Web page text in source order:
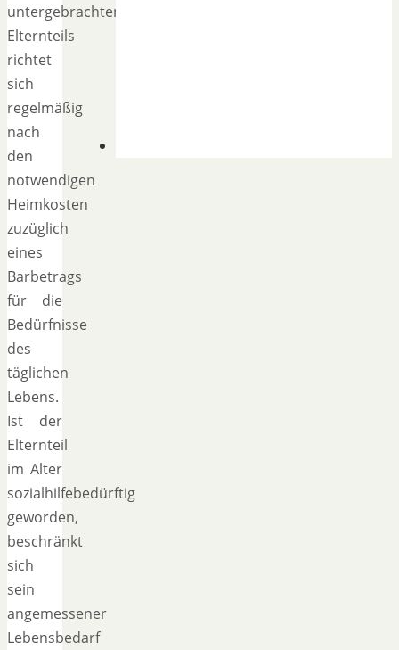
untergebrachten
Elternteils
richtet
sich
regelmäßig
nach
den
notwendigen
Heimkosten
zuzüglich
eines
Barbetrags
für die
Bedürfnisse
des
täglichen
Lebens.
Ist der
Elternteil
im Alter
sozialhilfebedürftig
geworden,
beschränkt
sich
sein
angemessener
Lebensbedarf